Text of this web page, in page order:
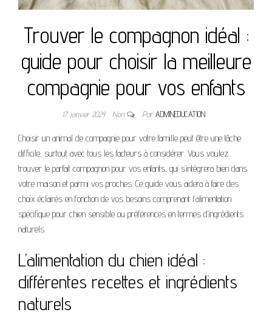
Trouver le compagnon idéal :
guide pour choisir la meilleure
compagnie pour vos enfants
17 janvier 2024 Non ParADMINEDUCATION
Choisir un animal de compagnie pour votre famille peut être une tâche
difficile, surtout avec tous les facteurs à considérer. Vous voulez
trouver le parfait compagnon pour vos enfants, qui s’intégrera bien dans
votre maison et parmi vos proches. Ce guide vous aidera à faire des
choix éclairés en fonction de vos besoins comprenant l’alimentation
spécifique pour chien sensible ou préférences en termes d’ingrédients
naturels.
L’alimentation du chien idéal :
différentes recettes et ingrédients
naturels